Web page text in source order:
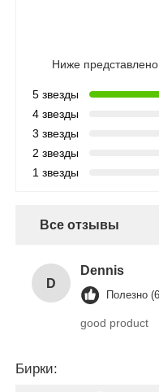
Ниже
5 звезды
4 звезды
3 звезды
2 звезды
1 звезды
Все отзывы
D
Dennis
Полезно
good product
Бирки: